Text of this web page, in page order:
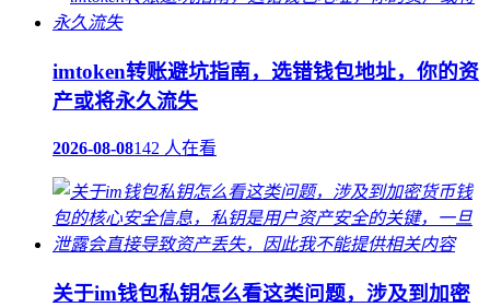
imtoken转账避坑指南，选错钱包地址，你的资
产或将永久流失
2026-08-08142 人在看
关于im钱包私钥怎么看这类问题，涉及到加密